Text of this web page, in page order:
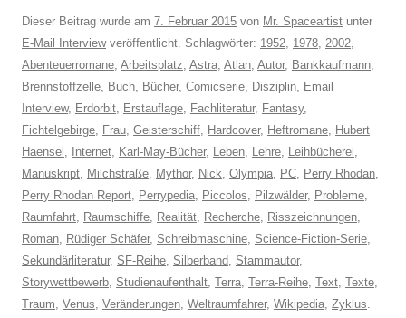
Dieser Beitrag wurde am 7. Februar 2015 von Mr. Spaceartist unter
E-Mail Interviewveröffentlicht. Schlagwörter: 1952, 1978, 2002,
Abenteuerromane, Arbeitsplatz, Astra, Atlan, Autor, Bankkaufmann,
Brennstoffzelle, Buch, Bücher, Comicserie, Disziplin, Email
Interview, Erdorbit, Erstauflage, Fachliteratur, Fantasy,
Fichtelgebirge, Frau, Geisterschiff, Hardcover, Heftromane, Hubert
Haensel , Internet, Karl-May-Bücher, Leben, Lehre, Leihbücherei,
Manuskript, Milchstraße, Mythor, Nick, Olympia, PC, Perry Rhodan,
Perry Rhodan Report, Perrypedia, Piccolos, Pilzwälder, Probleme,
Raumfahrt, Raumschiffe, Realität, Recherche, Risszeichnungen,
Roman, Rüdiger Schäfer, Schreibmaschine, Science-Fiction-Serie,
Sekundärliteratur, SF-Reihe, Silberband, Stammautor,
Storywettbewerb, Studienaufenthalt, Terra, Terra-Reihe, Text, Texte,
Traum, Venus, Veränderungen, Weltraumfahrer, Wikipedia, Zyklus.